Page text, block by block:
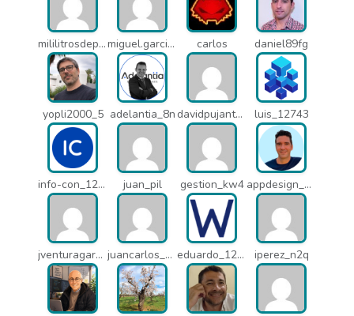
mililitrosdeperfume_lao miguel.garcia_l25 carlos daniel89fg
yopli2000_5 adelantia_8n davidpujantelopez_mrf luis_12743
info-con_12812 juan_pil gestion_kw4 appdesign_pbe
jventuragarcia_13040 juancarlos_ptr eduardo_12367 iperez_n2q